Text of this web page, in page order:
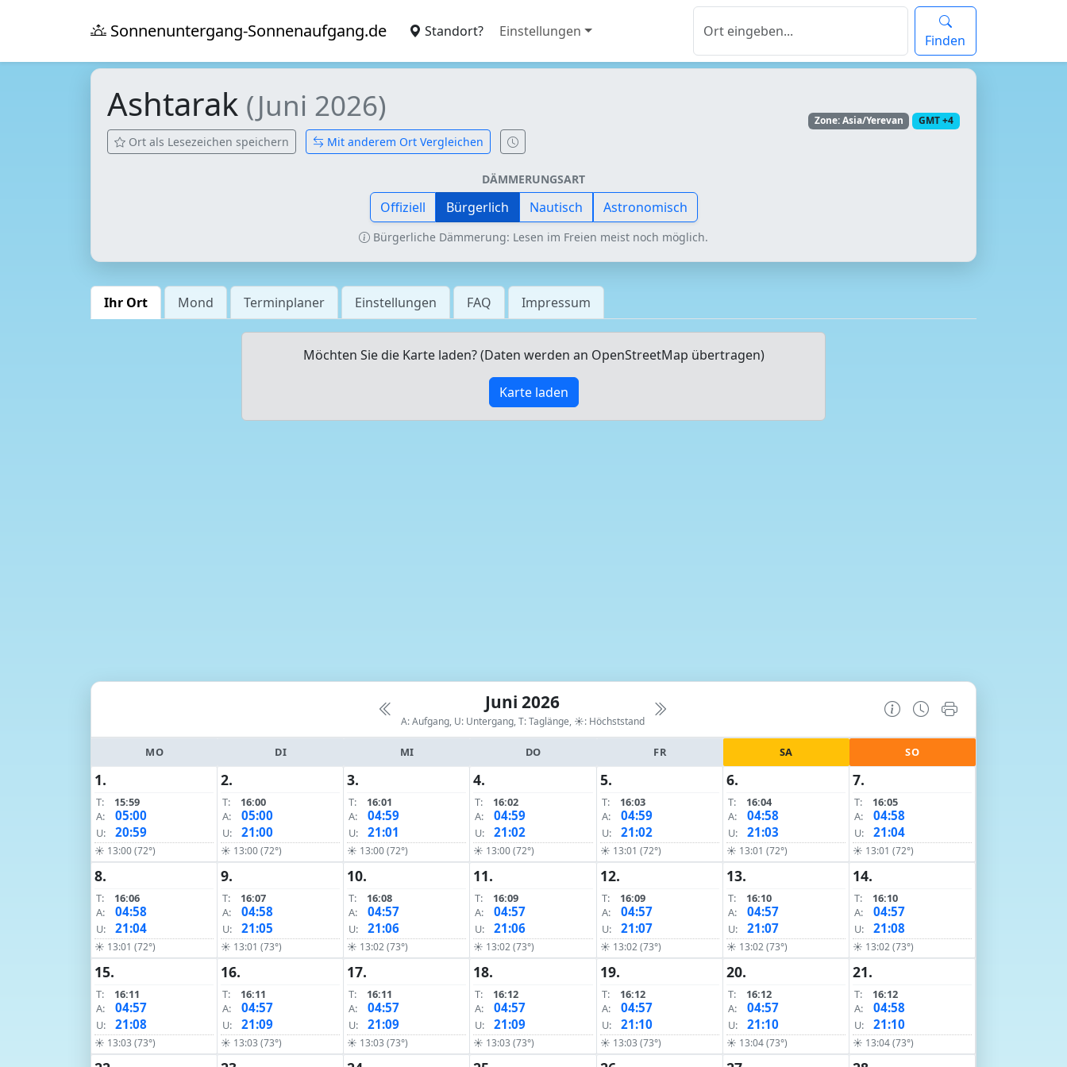
Sonnenuntergang-Sonnenaufgang.de Standort? Einstellungen
Finden
Ashtarak (Juni 2026)
Ort als Lesezeichen speichern Mit anderem Ort Vergleichen
Zone: Asia/Yerevan GMT +4
DÄMMERUNGSART
Offiziell Bürgerlich Nautisch Astronomisch
Bürgerliche Dämmerung: Lesen im Freien meist noch möglich.
Ihr Ort Mond Terminplaner Einstellungen FAQ Impressum
Möchten Sie die Karte laden? (Daten werden an OpenStreetMap übertragen)
Karte laden
Juni 2026
A: Aufgang, U: Untergang, T: Taglänge, ☀: Höchststand
MO DI MI DO FR SA SO
1.
T:
15:59
A:
05:00
U: 20:59
☀ 13:00 (72°)
2.
T:
16:00
A:
05:00
U: 21:00
☀ 13:00 (72°)
3.
T:
16:01
A:
04:59
U: 21:01
☀ 13:00 (72°)
4.
T:
16:02
A:
04:59
U: 21:02
☀ 13:00 (72°)
5.
T:
16:03
A:
04:59
U: 21:02
☀ 13:01 (72°)
6.
T:
16:04
A:
04:58
U: 21:03
☀ 13:01 (72°)
7.
T:
16:05
A:
04:58
U: 21:04
☀ 13:01 (72°)
8.
T:
16:06
A:
04:58
U: 21:04
☀ 13:01 (72°)
9.
T:
16:07
A:
04:58
U: 21:05
☀ 13:01 (73°)
10.
T:
16:08
A:
04:57
U: 21:06
☀ 13:02 (73°)
11.
T:
16:09
A:
04:57
U: 21:06
☀ 13:02 (73°)
12.
T:
16:09
A:
04:57
U: 21:07
☀ 13:02 (73°)
13.
T:
16:10
A:
04:57
U: 21:07
☀ 13:02 (73°)
14.
T:
16:10
A:
04:57
U: 21:08
☀ 13:02 (73°)
15.
T:
16:11
A:
04:57
U: 21:08
☀ 13:03 (73°)
16.
T:
16:11
A:
04:57
U: 21:09
☀ 13:03 (73°)
17.
T:
16:11
A:
04:57
U: 21:09
☀ 13:03 (73°)
18.
T:
16:12
A:
04:57
U: 21:09
☀ 13:03 (73°)
19.
T:
16:12
A:
04:57
U: 21:10
☀ 13:03 (73°)
20.
T:
16:12
A:
04:57
U: 21:10
☀ 13:04 (73°)
21.
T:
16:12
A:
04:58
U: 21:10
☀ 13:04 (73°)